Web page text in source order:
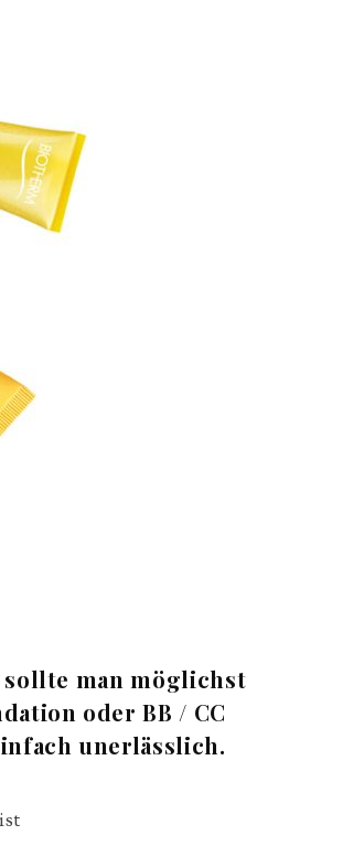
sollte man möglichst
oder BB / CC
unerlässlich.